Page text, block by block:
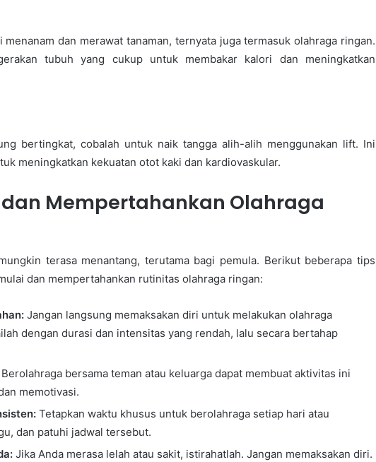
dan merawat tanaman, ternyata juga termasuk olahraga ringan.
tubuh yang cukup untuk membakar kalori dan meningkatkan
bertingkat, cobalah untuk naik tangga alih-alih menggunakan lift. Ini
meningkatkan kekuatan otot kaki dan kardiovaskular.
Mempertahankan Olahraga
terasa menantang, terutama bagi pemula. Berikut beberapa tips
dan mempertahankan rutinitas olahraga ringan:
Jangan langsung memaksakan diri untuk melakukan olahraga
dengan durasi dan intensitas yang rendah, lalu secara bertahap
Berolahraga bersama teman atau keluarga dapat membuat aktivitas ini
memotivasi.
Tetapkan waktu khusus untuk berolahraga setiap hari atau
dan patuhi jadwal tersebut.
Jika Anda merasa lelah atau sakit, istirahatlah. Jangan memaksakan diri.